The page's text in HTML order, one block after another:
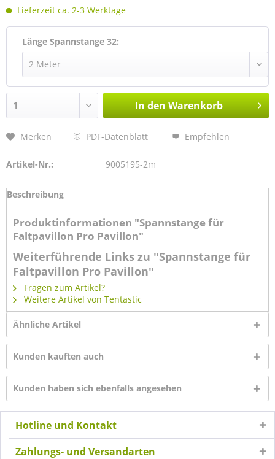
Lieferzeit ca. 2-3 Werktage
Länge Spannstange 32:
In den Warenkorb
Merken PDF-Datenblatt Empfehlen
Artikel-Nr.: 9005195-2m
Beschreibung
Produktinformationen "Spannstange für
Faltpavillon Pro Pavillon"
Weiterführende Links zu "Spannstange für
Faltpavillon Pro Pavillon"
Fragen zum Artikel?
Weitere Artikel von Tentastic
Ähnliche Artikel
Kunden kauften auch
Kunden haben sich ebenfalls angesehen
Hotline und Kontakt
Zahlungs- und Versandarten